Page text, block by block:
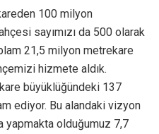
100 milyon
sayımızı da 500 olarak
21,5 milyon metrekare
hizmete aldık.
büyüklüğündeki 137
ediyor. Bu alandaki vizyon
yapmakta olduğumuz 7,7